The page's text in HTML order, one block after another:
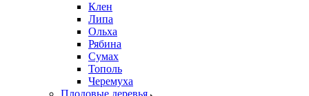
Клен
Липа
Ольха
Рябина
Сумах
Тополь
Черемуха
Плодовые деревья